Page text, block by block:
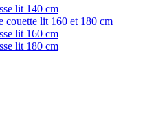
lit 140 cm
couette lit 160 et 180 cm
lit 160 cm
lit 180 cm